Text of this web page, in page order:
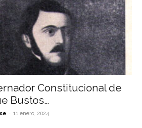
Constitucional de
Bustos…
- 11 enero, 2024